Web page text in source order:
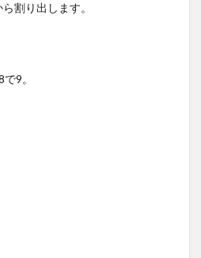
割り出します。
9。